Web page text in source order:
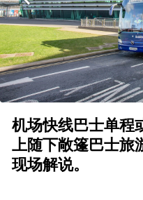
机场快线巴士单程
上随下敞篷巴士旅
现场解说。